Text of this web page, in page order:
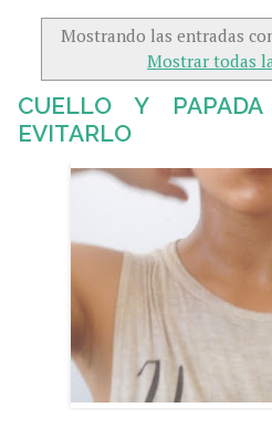
Mostrando las entradas
Mostrar todas
CUELLO Y
EVITARLO